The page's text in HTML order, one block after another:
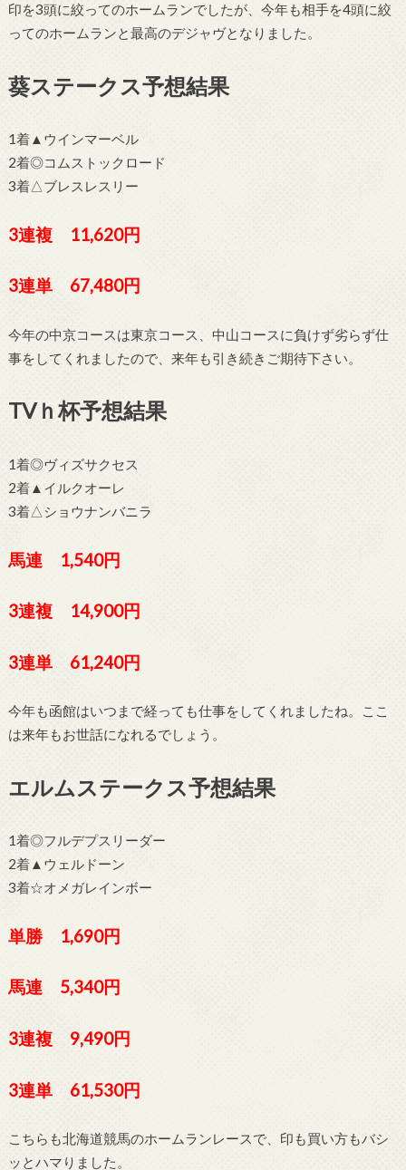
印を3頭に絞ってのホームランでしたが、今年も相手を4頭に絞
ってのホームランと最高のデジャヴとなりました。
葵ステークス予想結果
1着▲ウインマーベル
2着◎コムストックロード
3着△ブレスレスリー
3連複 11,620円
3連単 67,480円
今年の中京コースは東京コース、中山コースに負けず劣らず仕
事をしてくれましたので、来年も引き続きご期待下さい。
TVｈ杯予想結果
1着◎ヴィズサクセス
2着▲イルクオーレ
3着△ショウナンバニラ
馬連 1,540円
3連複 14,900円
3連単 61,240円
今年も函館はいつまで経っても仕事をしてくれましたね。ここ
は来年もお世話になれるでしょう。
エルムステークス予想結果
1着◎フルデプスリーダー
2着▲ウェルドーン
3着☆オメガレインボー
単勝 1,690円
馬連 5,340円
3連複 9,490円
3連単 61,530円
こちらも北海道競馬のホームランレースで、印も買い方もバシ
ッとハマりました。